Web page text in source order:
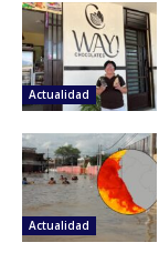
Actualidad
Actualidad